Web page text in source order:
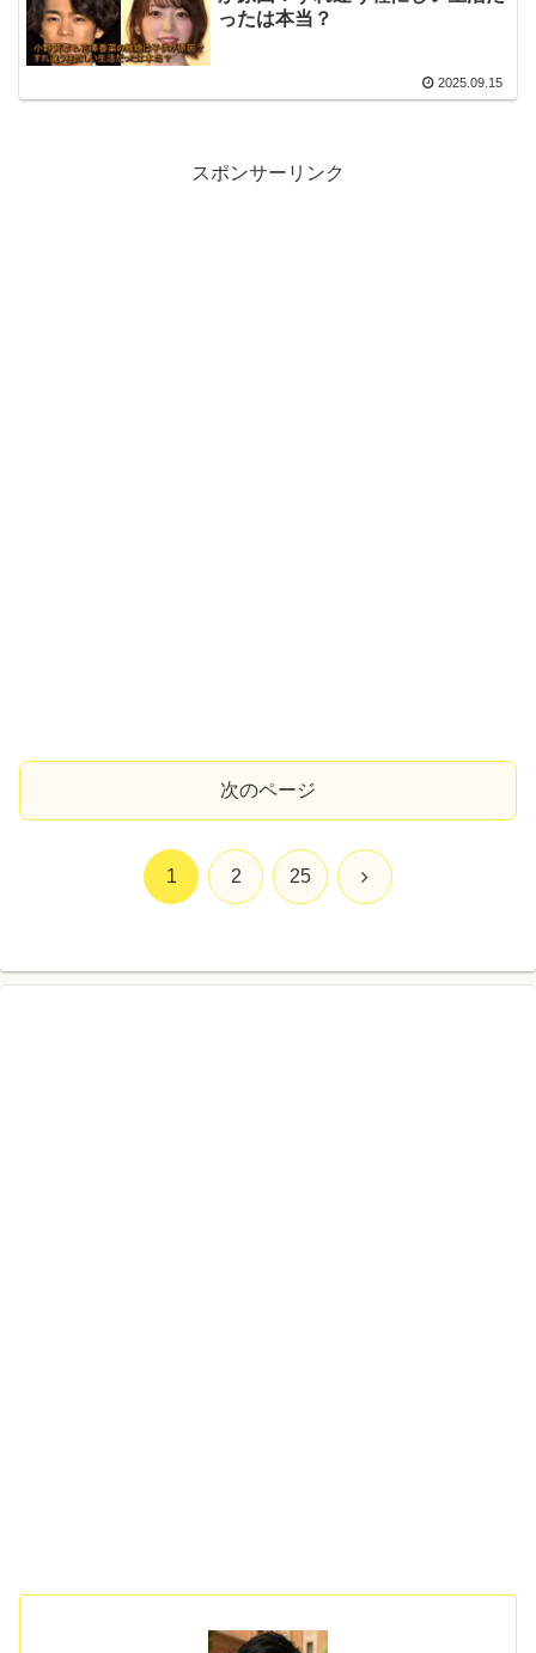
ったは本当？
2025.09.15
スポンサーリンク
次のページ
1 2 25 次